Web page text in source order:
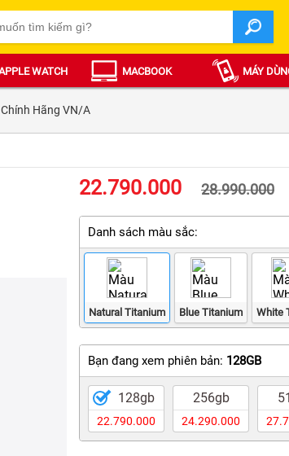
WATCH MACBOOK MÁY
Hãng VN/A
22.790.000 28.990.000
Danh sách màu sắc:
Natural Titanium Blue Titanium White
Bạn đang xem phiên bản: 128GB
128gb
22.790.000
256gb
24.290.000